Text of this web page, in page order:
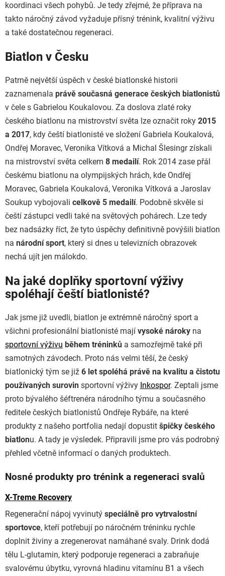
koordinaci všech pohybů. Je tedy zřejmé, že příprava na
takto náročný závod vyžaduje přísný trénink, kvalitní výživu
a také dostatečnou regeneraci.
Biatlon v Česku
Patrně největší úspěch v české biatlonské historii
zaznamenala právě současná generace českých biatlonistů
v čele s Gabrielou Koukalovou. Za doslova zlaté roky
českého biatlonu na mistrovství světa lze označit roky 2015
a 2017, kdy čeští biatlonisté ve složení Gabriela Koukalová,
Ondřej Moravec, Veronika Vítková a Michal Šlesingr získali
na mistrovství světa celkem 8 medailí. Rok 2014 zase přál
českému biatlonu na olympijských hrách, kde Ondřej
Moravec, Gabriela Koukalová, Veronika Vítková a Jaroslav
Soukup vybojovali celkově 5 medailí. Podobně skvěle si
čeští zástupci vedli také na světových pohárech. Lze tedy
bez nadsázky říct, že tyto úspěchy definitivně povýšili biatlon
na národní sport, který si dnes u televizních obrazovek
nechá ujít jen málokdo.
Na jaké doplňky sportovní výživy
spoléhají čeští biatlonisté?
Jak jsme již uvedli, biatlon je extrémně náročný sport a
všichni profesionální biatlonisté mají vysoké nároky na
sportovní výživu během tréninků a samozřejmě také při
samotných závodech. Proto nás velmi těší, že český
biatlonický tým se již 6 let spoléhá právě na kvalitu a čistotu
používaných surovin sportovní výživy Inkospor. Zeptali jsme
proto bývalého šéftrenéra národního týmu a současného
ředitele českých biatlonistů Ondřeje Rybáře, na které
produkty z našeho portfolia nedají dopustit špičky českého
biatlonu. A tady je výsledek. Připravili jsme pro vás podrobný
přehled včetně informací o daných produktech.
Nosné produkty pro trénink a regeneraci svalů
X-Treme Recovery
Regenerační nápoj vyvinutý speciálně pro vytrvalostní
sportovce, kteří potřebují po náročném tréninku rychle
doplnit živiny a zregenerovat namáhané svaly. Drink dodá
tělu L-glutamin, který podporuje regeneraci a zabraňuje
svalovému úbytku, vyrovná hladinu vitamínu B1 a všech